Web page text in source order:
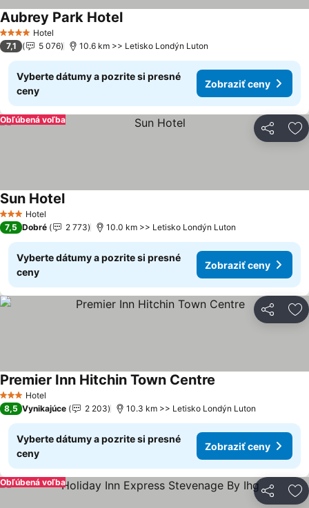
4 Počet hviezdičiek
Hotel
Aubrey Park Hotel
7,1 5 076 10.6 km >> Letisko Londýn Luton
Vyberte dátumy a pozrite si presné
ceny
Zobraziť ceny
Zdieľať
Obľúbená voľba
3 Počet hviezdičiek
Hotel
Sun Hotel
7,5 Dobré 2 773 10.0 km >> Letisko Londýn Luton
Vyberte dátumy a pozrite si presné
ceny
Zobraziť ceny
Zdieľať
3 Počet hviezdičiek
Hotel
Premier Inn Hitchin Town Centre
8,5 Vynikajúce 2 203 10.3 km >> Letisko Londýn Luton
Vyberte dátumy a pozrite si presné
ceny
Zobraziť ceny
Zdieľať
Obľúbená voľba